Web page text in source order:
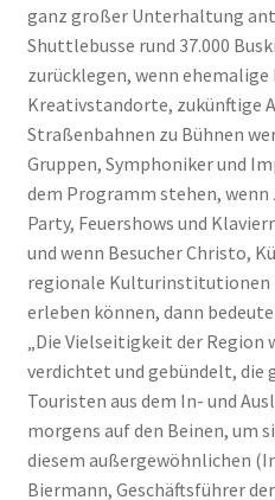
ganz großer Unterhaltung
Shuttlebusse rund 37.000
zurücklegen, wenn
Kreativstandorte, zukünftige
Straßenbahnen zu Bühnen
Gruppen, Symphoniker und
dem Programm stehen,
Party, Feuershows und
und wenn Besucher Christo,
regionale Kulturinstitutionen
erleben können, dann
„Die Vielseitigkeit der Region
verdichtet und gebündelt, die
Touristen aus dem In- und
morgens auf den Beinen, um
diesem außergewöhnlichen
Biermann, Geschäftsführer